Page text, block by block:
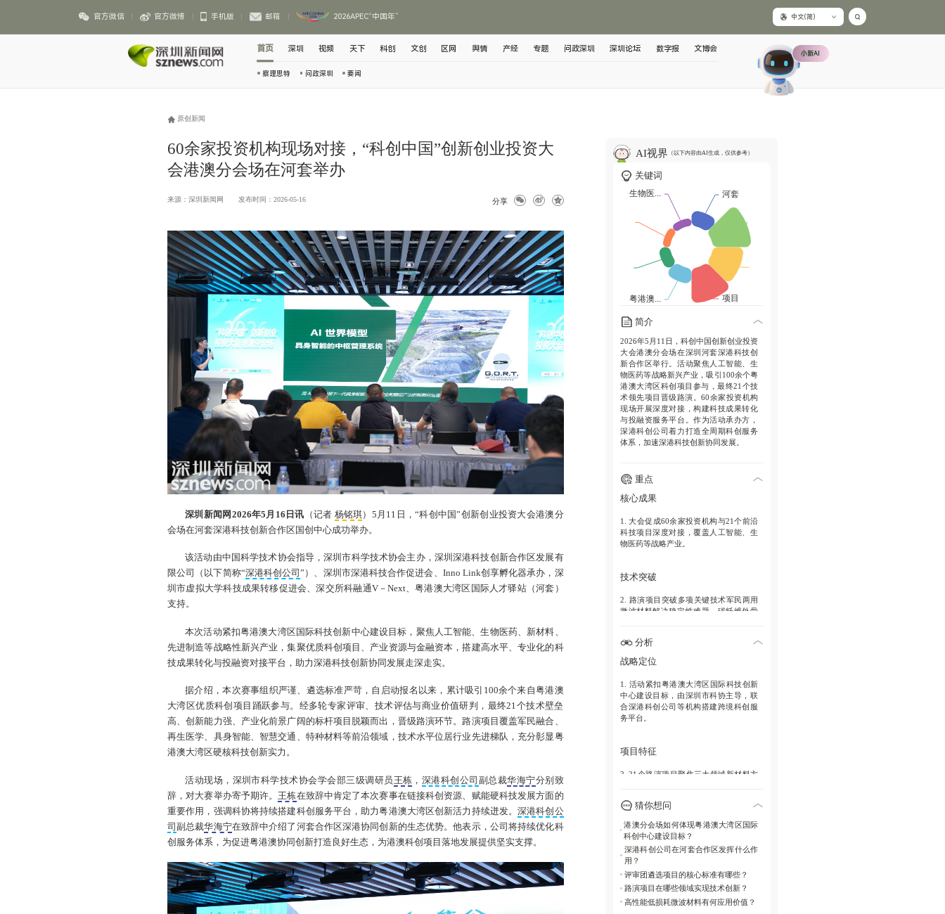
官方微信 官方微博 手机版 邮箱 2026APEC“中国年” 中文(简)
首页
察理思特 问政深圳 要闻
深圳 视频 天下 科创 文创 区网 舆情 产经 专题 问政深圳 深圳论坛 数字报 文博会 小新AI
原创新闻
60余家投资机构现场对接，“科创中国”创新创业投资大
会港澳分会场在河套举办
来源：深圳新闻网 发布时间：2026-05-16 分享
深圳新闻网2026年5月16日讯 （记者 杨铭琪）5月11日，“科创中国”创新创业投资大会港澳分
会场在河套深港科技创新合作区国创中心成功举办。
该活动由中国科学技术协会指导，深圳市科学技术协会主办，深圳深港科技创新合作区发展有
限公司（以下简称“深港科创公司”）、深圳市深港科技合作促进会、Inno Link创享孵化器承办，深
圳市虚拟大学科技成果转移促进会、深交所科融通V－Next、粤港澳大湾区国际人才驿站（河套）
支持。
本次活动紧扣粤港澳大湾区国际科技创新中心建设目标，聚焦人工智能、生物医药、新材料、
先进制造等战略性新兴产业，集聚优质科创项目、产业资源与金融资本，搭建高水平、专业化的科
技成果转化与投融资对接平台，助力深港科技创新协同发展走深走实。
据介绍，本次赛事组织严谨、遴选标准严苛，自启动报名以来，累计吸引100余个来自粤港澳
大湾区优质科创项目踊跃参与。经多轮专家评审、技术评估与商业价值研判，最终21个技术壁垒
高、创新能力强、产业化前景广阔的标杆项目脱颖而出，晋级路演环节。路演项目覆盖军民融合、
再生医学、具身智能、智慧交通、特种材料等前沿领域，技术水平位居行业先进梯队，充分彰显粤
港澳大湾区硬核科技创新实力。
活动现场，深圳市科学技术协会学会部三级调研员 王栋 ， 深港科创公司 副总裁华海宁分别致
辞，对大赛举办寄予期许。 王栋在致辞中肯定了本次赛事在链接科创资源、赋能硬科技发展方面的
重要作用，强调科协将持续搭建科创服务平台，助力粤港澳大湾区创新活力持续迸发。深港科创公
司 副总裁华海宁在致辞中介绍了河套合作区深港协同创新的生态优势。他表示，公司将持续优化科
创服务体系，为促进粤港澳协同创新打造良好生态，为港澳科创项目落地发展提供坚实支撑。
AI视界 （以下内容由AI生成，仅供参考）
关键词
简介
2026年5月11日，科创中国创新创业投资
大会港澳分会场在深圳河套深港科技创
新合作区举行。活动聚焦人工智能、生
物医药等战略新兴产业，吸引100余个粤
港澳大湾区科创项目参与，最终21个技
术领先项目晋级路演。60余家投资机构
现场开展深度对接，构建科技成果转化
与投融资服务平台。作为活动承办方，
深港科创公司着力打造全周期科创服务
体系，加速深港科技创新协同发展。
重点
核心成果
1. 大会促成60余家投资机构与21个前沿
科技项目深度对接，覆盖人工智能、生
物医药等战略产业。
技术突破
2. 路演项目突破多项关键技术军民两用
微波材料解决稳定性难题，碳纤维外骨
创新应用
术突破，人工智能领域开发出高精度仿
生灵巧手及具身智能中枢。
4. 深港科创公司依托河套平台优势，建
立全周期科创服务体系推动港澳与内地
分析
战略定位
1. 活动紧扣粤港澳大湾区国际科技创新
中心建设目标，由深圳市科协主导，联
合深港科创公司等机构搭建跨境科创服
务平台。
项目特征
2. 21个路演项目聚焦三大领域新材料方
疗及干细胞再生技术；人工智能方向实
实施机制
3. 建立评审指导-资本对接-落地扶持全周
期服务体系，60余家投资机构从技术壁
垒、商业模式等五大维度开展专业评
估。
猜你想问
港澳分会场如何体现粤港澳大湾区国际
科创中心建设目标？
深港科创公司在河套合作区发挥什么作
用？
评审团遴选项目的核心标准有哪些？
路演项目在哪些领域实现技术创新？
高性能低损耗微波材料有何应用价值？